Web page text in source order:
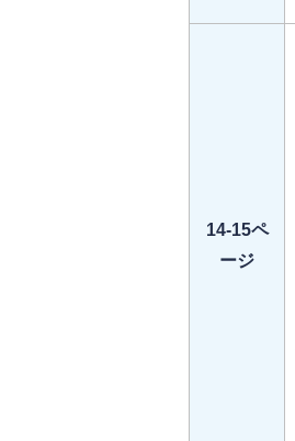
14-15ペ
ージ